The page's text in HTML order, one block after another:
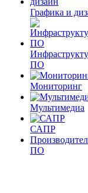
Графика и
ПО
Мониторинг
Мультимедиа
САПР
ПО